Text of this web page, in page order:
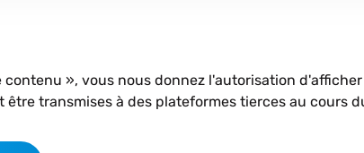
», vous nous donnez l'autorisation
transmises à des plateformes tierces au cours